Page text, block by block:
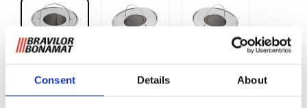
Consent Details About
Teefilter für 20L